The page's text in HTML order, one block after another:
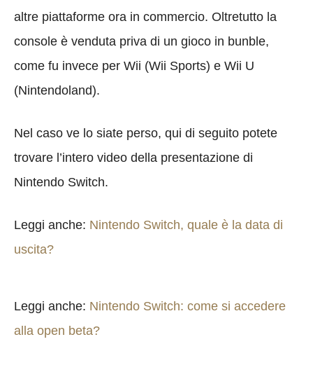
altre piattaforme ora in commercio. Oltretutto la
console è venduta priva di un gioco in bunble,
come fu invece per Wii (Wii Sports) e Wii U
(Nintendoland).
Nel caso ve lo siate perso, qui di seguito potete
trovare l’intero video della presentazione di
Nintendo Switch.
Leggi anche: Nintendo Switch, quale è la data di
uscita?
Leggi anche: Nintendo Switch: come si accedere
alla open beta?